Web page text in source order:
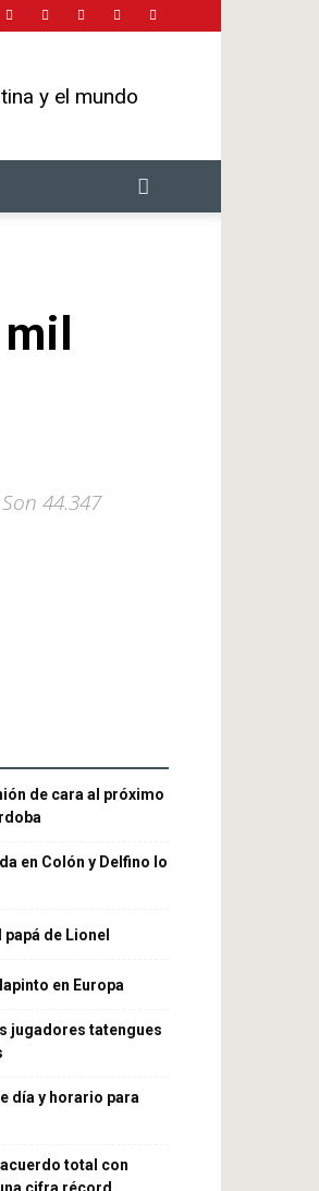
y el mundo
44.347
de cara al próximo
en Colón y Delfino lo
de Lionel
en Europa
jugadores tatengues
día y horario para
total con